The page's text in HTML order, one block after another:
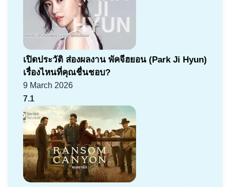
เปิดประวัติ ส่องผลงาน พัคจีฮยอน (Park Ji Hyun)
เรื่องไหนที่คุณชื่นชอบ?
9 March 2026
7.1